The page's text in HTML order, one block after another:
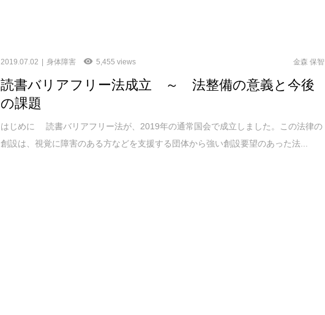
2019.07.02 身体障害 5,455 views 金森 保智
読書バリアフリー法成立 ～ 法整備の意義と今後
の課題
はじめに 読書バリアフリー法が、2019年の通常国会で成立しました。この法律の
創設は、視覚に障害のある方などを支援する団体から強い創設要望のあった法...